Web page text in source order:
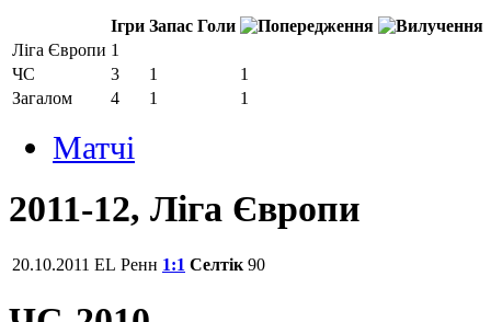
Ігри Запас Голи
Ліга Європи 1
ЧС
3 1
1
Загалом
4 1 1
Матчi
2011-12, Ліга Європи
20.10.2011 EL Ренн 1:1 Селтік 90